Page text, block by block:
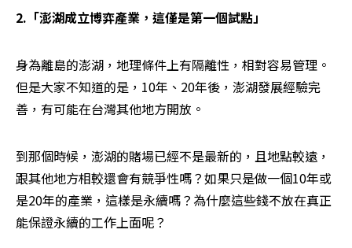
2.「澎湖成立博弈產業，這僅是第一個試點」
身為離島的澎湖，地理條件上有隔離性，相對容易管理。
但是大家不知道的是，10年、20年後，澎湖發展經驗完
善，有可能在台灣其他地方開放。
到那個時候，澎湖的賭場已經不是最新的，且地點較遠，
跟其他地方相較還會有競爭性嗎？如果只是做一個10年或
是20年的產業，這樣是永續嗎？為什麼這些錢不放在真正
能保證永續的工作上面呢？